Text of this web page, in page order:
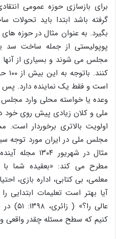
برای بازسازی حوزه عمومی
گرفته باشد ابتدا باید
بگیرد. به عنوان مثال در حوزه
پوپولیستی از جمله ساخت سد
مجلس می شوند و بسیاری از آنها
وعده یا خواسته محلی وارد
ملی و کلان زیادی پیش روی خود
اولویت بالاتری برخوردار است.
مجلس ملی در ایران مورد توجه
مثال در شهریور
مطرح می کند: «بعقیده شما با
معلمی، بی کتابی، اداره بازی،
آیا بهتر است تعلیمات ابتدایی
عالی
کنیم که سطح مسئله چقدر